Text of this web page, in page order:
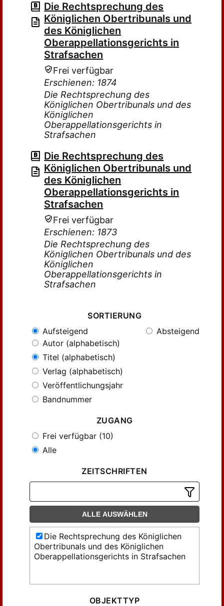
Die Rechtsprechung des
Königlichen Obertribunals und
des Königlichen
Oberappellationsgerichts in
Strafsachen
Frei verfügbar
Erschienen: 1874
Die Rechtsprechung des
Königlichen Obertribunals und des
Königlichen
Oberappellationsgerichts in
Strafsachen
Die Rechtsprechung des
Königlichen Obertribunals und
des Königlichen
Oberappellationsgerichts in
Strafsachen
Frei verfügbar
Erschienen: 1873
Die Rechtsprechung des
Königlichen Obertribunals und des
Königlichen
Oberappellationsgerichts in
Strafsachen
SORTIERUNG
Aufsteigend
Absteigend
Autor (alphabetisch)
Titel (alphabetisch)
Verlag (alphabetisch)
Veröffentlichungsjahr
Bandnummer
ZUGANG
Frei verfügbar (10)
Alle
ZEITSCHRIFTEN
ALLE AUSWÄHLEN
Die Rechtsprechung des Königlichen
Obertribunals und des Königlichen
Oberappellationsgerichts in Strafsachen
OBJEKTTYP